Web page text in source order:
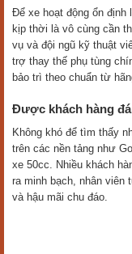
Để xe hoạt động ổn
kịp thời là vô cùng cần
vụ và đội ngũ kỹ thuật
trợ thay thế phụ tùng
bảo trì theo chuẩn từ
Được khách hàng
Không khó để tìm thấy
trên các nền tảng như
xe 50cc. Nhiều khách
ra minh bạch, nhân viên
và hậu mãi chu đáo.